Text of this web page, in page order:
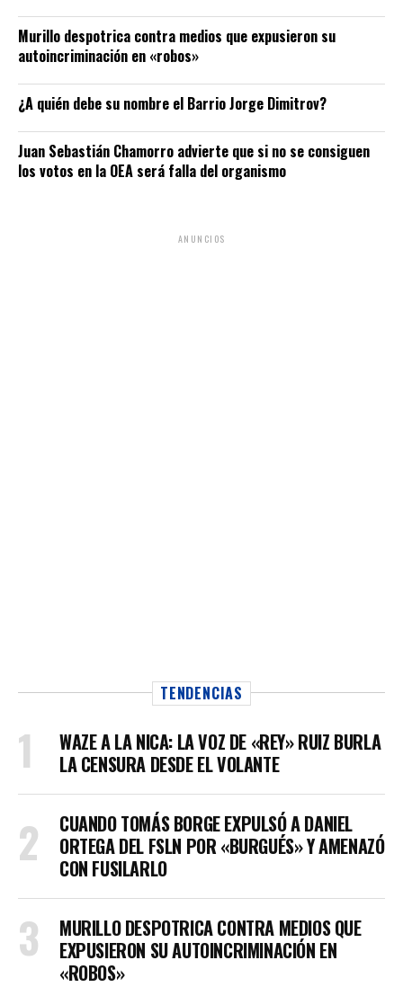
Murillo despotrica contra medios que expusieron su
autoincriminación en «robos»
¿A quién debe su nombre el Barrio Jorge Dimitrov?
Juan Sebastián Chamorro advierte que si no se consiguen
los votos en la OEA será falla del organismo
ANUNCIOS
TENDENCIAS
WAZE A LA NICA: LA VOZ DE «REY» RUIZ BURLA
LA CENSURA DESDE EL VOLANTE
CUANDO TOMÁS BORGE EXPULSÓ A DANIEL
ORTEGA DEL FSLN POR «BURGUÉS» Y AMENAZÓ
CON FUSILARLO
MURILLO DESPOTRICA CONTRA MEDIOS QUE
EXPUSIERON SU AUTOINCRIMINACIÓN EN
«ROBOS»